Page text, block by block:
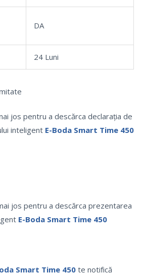
DA
24 Luni
jos pentru a descărca declarația de
inteligent E-Boda Smart Time 450
jos pentru a descărca prezentarea
E-Boda Smart Time 450
Smart Time 450 te notifică